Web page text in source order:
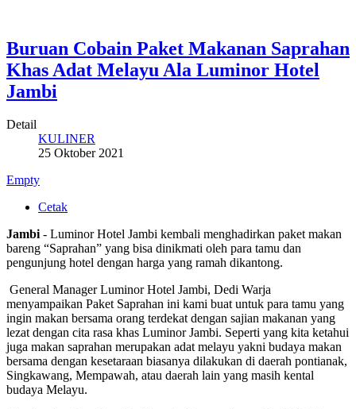
Buruan Cobain Paket Makanan Saprahan
Khas Adat Melayu Ala Luminor Hotel
Jambi
Detail
KULINER
25 Oktober 2021
Empty
Cetak
Jambi- Luminor Hotel Jambi kembali menghadirkan paket makan
bareng “Saprahan” yang bisa dinikmati oleh para tamu dan
pengunjung hotel dengan harga yang ramah dikantong.
General Manager Luminor Hotel Jambi, Dedi Warja
menyampaikan Paket Saprahan ini kami buat untuk para tamu yang
ingin makan bersama orang terdekat dengan sajian makanan yang
lezat dengan cita rasa khas Luminor Jambi. Seperti yang kita ketahui
juga makan saprahan merupakan adat melayu yakni budaya makan
bersama dengan kesetaraan biasanya dilakukan di daerah pontianak,
Singkawang, Mempawah, atau daerah lain yang masih kental
budaya Melayu.